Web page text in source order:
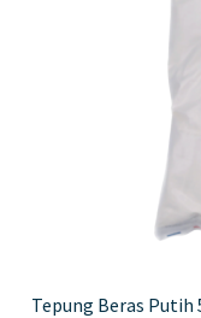
Tepung Beras Putih